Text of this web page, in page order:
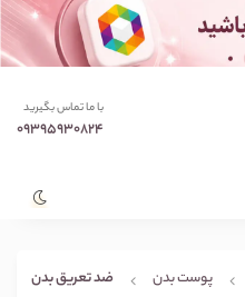
با ما تماس بگیرید
09395930824
پوست بدن ضد تعریق بدن